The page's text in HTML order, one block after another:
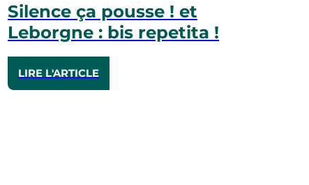
Silence ça pousse ! et
Leborgne : bis repetita !
LIRE L'ARTICLE